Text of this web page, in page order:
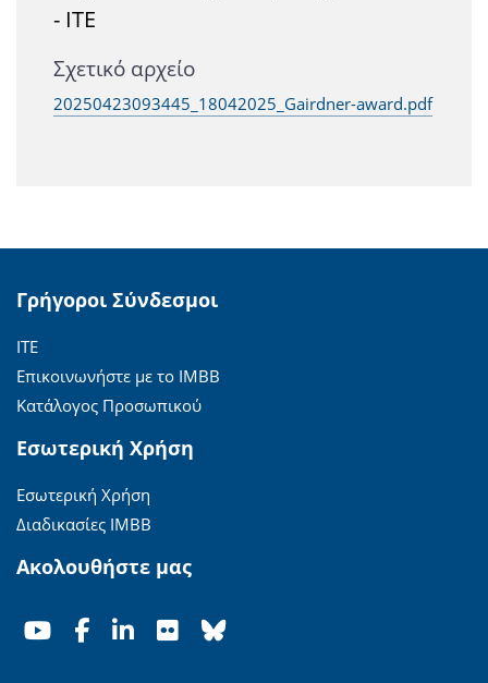
- ΙΤΕ
Σχετικό αρχείο
20250423093445_18042025_Gairdner-award.pdf
Γρήγοροι Σύνδεσμοι
ΙΤΕ
Επικοινωνήστε με το ΙΜΒΒ
Κατάλογος Προσωπικού
Εσωτερική Χρήση
Εσωτερική Χρήση
Διαδικασίες ΙΜΒΒ
Ακολουθήστε μας